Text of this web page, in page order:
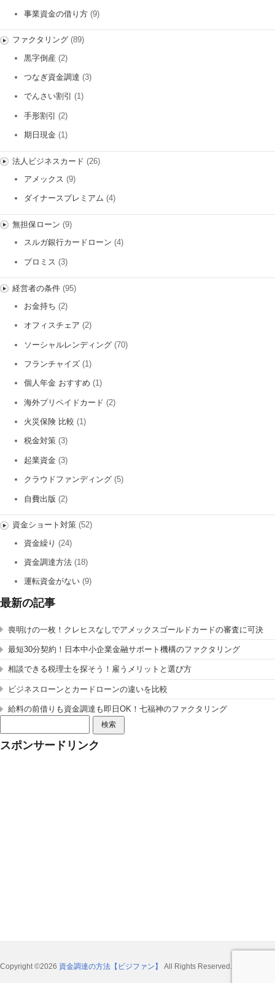
事業資金の借り方 (9)
ファクタリング(89)
黒字倒産 (2)
つなぎ資金調達 (3)
でんさい割引 (1)
手形割引 (2)
期日現金 (1)
法人ビジネスカード (26)
アメックス (9)
ダイナースプレミアム (4)
無担保ローン (9)
スルガ銀行カードローン (4)
プロミス (3)
経営者の条件(95)
お金持ち (2)
オフィスチェア (2)
ソーシャルレンディング (70)
フランチャイズ (1)
個人年金 おすすめ (1)
海外プリペイドカード (2)
火災保険 比較 (1)
税金対策 (3)
起業資金 (3)
クラウドファンディング (5)
自費出版 (2)
資金ショート対策(52)
資金繰り (24)
資金調達方法 (18)
運転資金がない (9)
最新の記事
喪明けの一枚！クレヒスなしでアメックスゴールドカードの審査に可決
最短30分契約！日本中小企業金融サポート機構のファクタリング
相談できる税理士を探そう！雇うメリットと選び方
ビジネスローンとカードローンの違いを比較
給料の前借りも資金調達も即日OK！七福神のファクタリング
索:
スポンサードリンク
Copyright ©2026 資金調達の方法【ビジファン】 All Rights Reserved.